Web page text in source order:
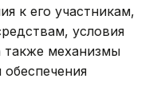
к его участникам,
условия
также механизмы
обеспечения